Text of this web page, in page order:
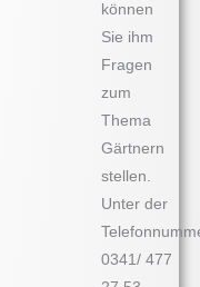
können
Sie ihm
Fragen
zum
Thema
Gärtnern
stellen.
Unter der
0341/ 477